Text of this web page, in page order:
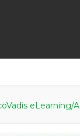
eLearning/